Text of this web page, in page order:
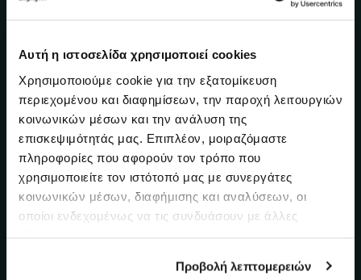
Αυτή η ιστοσελίδα χρησιμοποιεί cookies
Χρησιμοποιούμε cookie για την εξατομίκευση
περιεχομένου και διαφημίσεων, την παροχή λειτουργιών
κοινωνικών μέσων και την ανάλυση της
επισκεψιμότητάς μας. Επιπλέον, μοιραζόμαστε
πληροφορίες που αφορούν τον τρόπο που
χρησιμοποιείτε τον ιστότοπό μας με συνεργάτες
κοινωνικών μέσων, διαφήμισης και αναλύσεων, οι
οποίοι ενδεχομένως να τις συνδυάσουν με άλλες
Προβολή λεπτομερειών
Ηλεκτρονική Επιστροφή
Δικαίωμα Υπαναχώρησης
Παραλαβή με Box Now
Επιστροφές με Box Now
FAQs (Συχνές Ερωτήσεις)